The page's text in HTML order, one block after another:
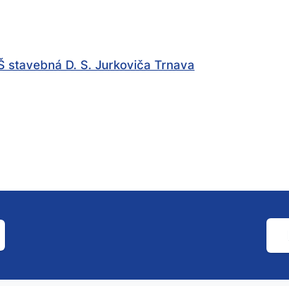
stavebná D. S. Jurkoviča Trnava